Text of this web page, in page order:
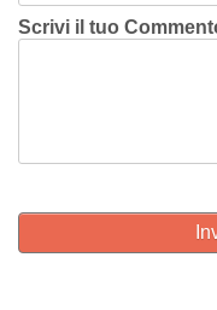
Scrivi il tuo